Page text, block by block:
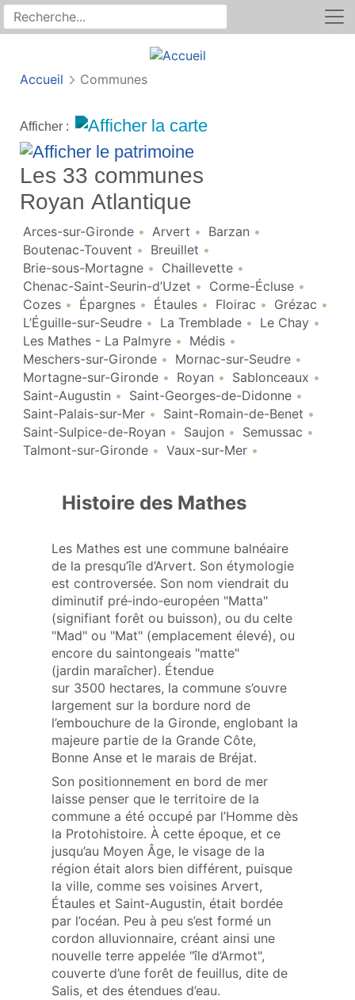
Recherche sur le site
Rechercher
Accueil Communes
Afficher :
Les 33 communes
Royan Atlantique
Arces-sur-Gironde Arvert
Barzan
Boutenac-Touvent
Breuillet
Brie-sous-Mortagne
Chaillevette
Chenac-Saint-Seurin-d’Uzet
Corme-Écluse
Cozes
Épargnes Étaules Floirac
Grézac
L’Éguille-sur-Seudre
La Tremblade
Le Chay
Les Mathes - La Palmyre
Médis
Meschers-sur-Gironde
Mornac-sur-Seudre
Mortagne-sur-Gironde
Royan
Sablonceaux
Saint-Augustin
Saint-Georges-de-Didonne
Saint-Palais-sur-Mer
Saint-Romain-de-Benet
Saint-Sulpice-de-Royan
Saujon
Semussac
Talmont-sur-Gironde
Vaux-sur-Mer
Histoire des Mathes
Les Mathes est une commune balnéaire
de la presqu’île d’Arvert. Son étymologie
est controversée. Son nom viendrait du
diminutif pré‑indo‑européen "Matta"
(signifiant forêt ou buisson), ou du celte
"Mad" ou "Mat" (emplacement élevé), ou
encore du saintongeais "matte"
(jardin maraîcher). Étendue
sur 3500 hectares, la commune s’ouvre
largement sur la bordure nord de
l’embouchure de la Gironde, englobant la
majeure partie de la Grande Côte,
Bonne Anse et le marais de Bréjat.
Son positionnement en bord de mer
laisse penser que le territoire de la
commune a été occupé par l’Homme dès
la Protohistoire. À cette époque, et ce
jusqu’au Moyen Âge, le visage de la
région était alors bien différent, puisque
la ville, comme ses voisines Arvert,
Étaules et Saint‑Augustin, était bordée
par l’océan. Peu à peu s’est formé un
cordon alluvionnaire, créant ainsi une
nouvelle terre appelée "île d’Armot",
couverte d’une forêt de feuillus, dite de
Salis, et des étendues d’eau.